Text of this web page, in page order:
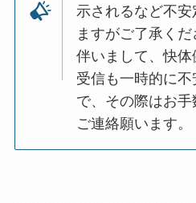
示されるなど不
ますがご了承くだ
伴いまして、快
受信も一時的に
で、その際はお
ご連絡願います。